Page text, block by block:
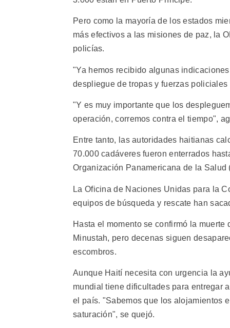
Pero como la mayoría de los estados
más efectivos a las misiones de paz, la
policías.
"Ya hemos recibido algunas
despliegue de tropas y fuerzas
"Y es muy importante que los
operación, corremos contra el tiempo",
Entre tanto, las autoridades haitianas
70.000 cadáveres fueron enterrados
Organización Panamericana de la Salud
La Oficina de Naciones Unidas para la
equipos de búsqueda y rescate han
Hasta el momento se confirmó la
Minustah, pero decenas siguen
escombros.
Aunque Haití necesita con urgencia la
mundial tiene dificultades para entregar
el país. "Sabemos que los alojamientos
saturación", se quejó.